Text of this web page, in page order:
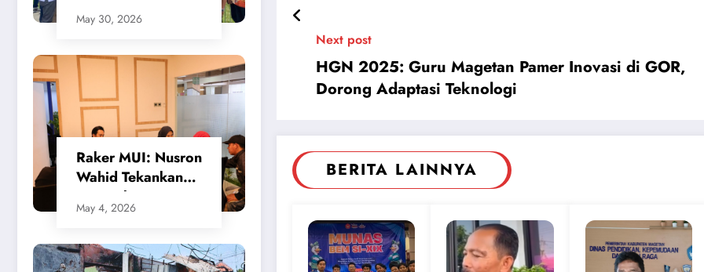
SMSI Apresiasi
Walikota Cilegon
May 30, 2026
​Raker MUI: Nusron
Wahid Tekankan
Keseimbangan
Sistem
Bencana
May 4, 2026
Next post
HGN 2025: Guru Magetan Pamer Inovasi di GOR,
Dorong Adaptasi Teknologi
BERITA LAINNYA